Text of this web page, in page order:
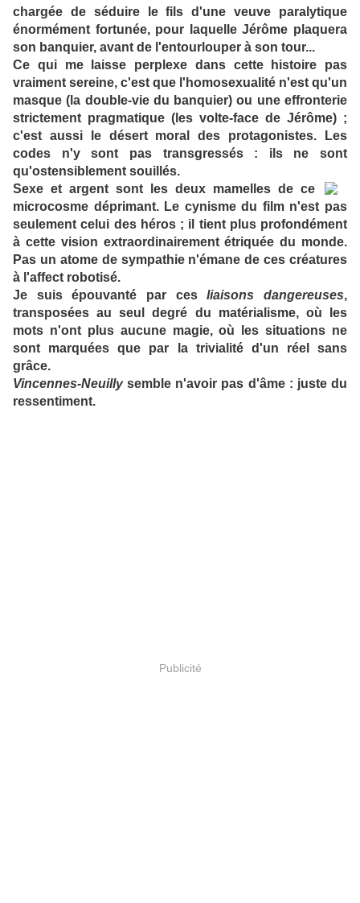
chargée de séduire le fils d'une veuve paralytique
énormément fortunée, pour laquelle Jérôme plaquera
son banquier, avant de l'entourlouper à son tour...
Ce qui me laisse perplexe dans cette histoire pas
vraiment sereine, c'est que l'homosexualité n'est qu'un
masque (la double-vie du banquier) ou une effronterie
strictement pragmatique (les volte-face de Jérôme) ;
c'est aussi le désert moral des protagonistes. Les
codes n'y sont pas transgressés : ils ne sont
qu'ostensiblement souillés.
Sexe et argent sont les deux mamelles de ce
microcosme déprimant. Le cynisme du film n'est pas
seulement celui des héros ; il tient plus profondément
à cette vision extraordinairement étriquée du monde.
Pas un atome de sympathie n'émane de ces créatures
à l'affect robotisé.
Je suis épouvanté par cesliaisons dangereuses,
transposées au seul degré du matérialisme, où les
mots n'ont plus aucune magie, où les situations ne
sont marquées que par la trivialité d'un réel sans
grâce.
Vincennes-Neuillysemble n'avoir pas d'âme : juste du
ressentiment.
Publicité